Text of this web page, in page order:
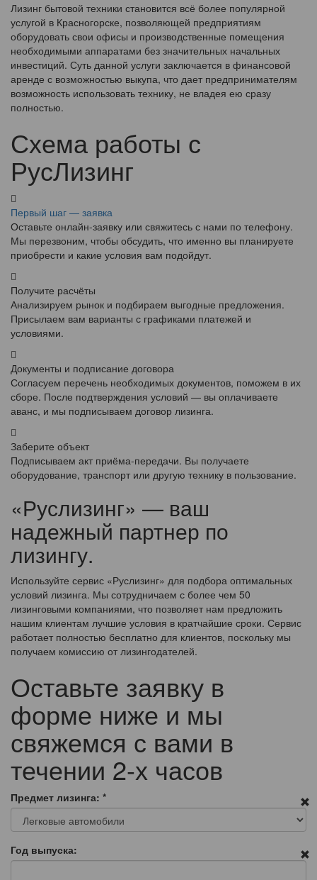
Лизинг бытовой техники становится всё более популярной
услугой в Красногорске, позволяющей предприятиям
оборудовать свои офисы и производственные помещения
необходимыми аппаратами без значительных начальных
инвестиций. Суть данной услуги заключается в финансовой
аренде с возможностью выкупа, что дает предпринимателям
возможность использовать технику, не владея ею сразу
полностью.
Схема работы с
РусЛизинг
Первый шаг — заявка
Оставьте онлайн-заявку или свяжитесь с нами по телефону.
Мы перезвоним, чтобы обсудить, что именно вы планируете
приобрести и какие условия вам подойдут.
Получите расчёты
Анализируем рынок и подбираем выгодные предложения.
Присылаем вам варианты с графиками платежей и
условиями.
Документы и подписание договора
Согласуем перечень необходимых документов, поможем в их
сборе. После подтверждения условий — вы оплачиваете
аванс, и мы подписываем договор лизинга.
Заберите объект
Подписываем акт приёма-передачи. Вы получаете
оборудование, транспорт или другую технику в пользование.
«Руслизинг» — ваш
надежный партнер по
лизингу.
Используйте сервис «Руслизинг» для подбора оптимальных
условий лизинга. Мы сотрудничаем с более чем 50
лизинговыми компаниями, что позволяет нам предложить
нашим клиентам лучшие условия в кратчайшие сроки. Сервис
работает полностью бесплатно для клиентов, поскольку мы
получаем комиссию от лизингодателей.
Оставьте заявку в
форме ниже и мы
свяжемся с вами в
течении 2-х часов
Предмет лизинга: *
Год выпуска: